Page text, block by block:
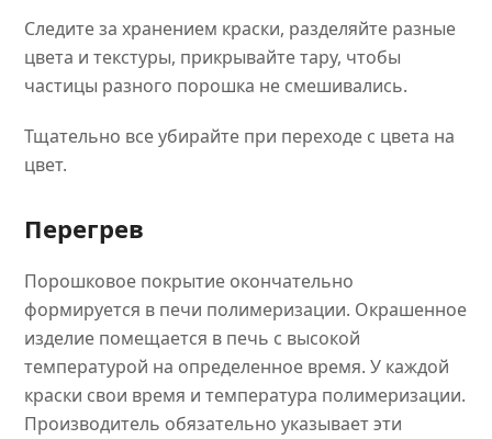
Следите за хранением краски, разделяйте разные
цвета и текстуры, прикрывайте тару, чтобы
частицы разного порошка не смешивались.
Тщательно все убирайте при переходе с цвета на
цвет.
Перегрев
Порошковое покрытие окончательно
формируется в печи полимеризации. Окрашенное
изделие помещается в печь с высокой
температурой на определенное время. У каждой
краски свои время и температура полимеризации.
Производитель обязательно указывает эти